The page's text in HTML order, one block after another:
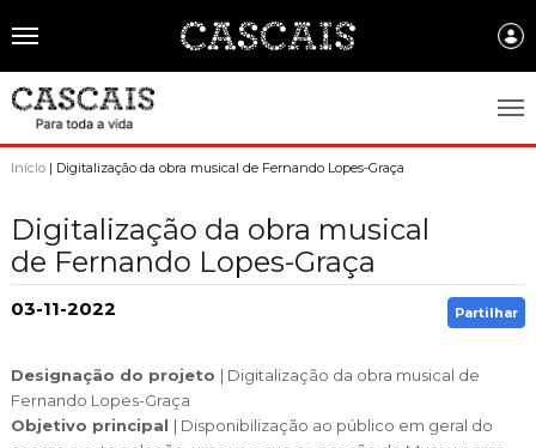
Português
CASCAIS.PT
SOBRE CASCAIS:
História
Brasão de Cascais
Arquivo Historico
GOVERNO LOCAL:
Câmara Municipal
Gestão administrativa e financeira
Alcabideche
EMPRESAS MUNICIPAIS:
Início| Digitalização da obra musical de Fernando Lopes-Graça
Digitalização da obra musical
de Fernando Lopes-Graça
03-11-2022 Partilhar
Designação do projeto | Digitalização da obra musical de
Fernando Lopes-Graça
Objetivo principal | Disponibilização ao público em geral do